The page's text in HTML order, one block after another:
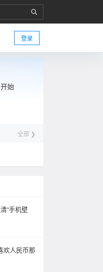
登录
始
全部 ❯
“手机壁
欢人民币那